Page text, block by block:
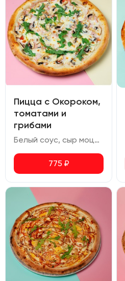
Пицца с Окороком,
томатами и
грибами
Белый соус, сыр моцарелла, свиной окорок, ветчина, шампиньоны, томаты черри, руккола, орегано
775 ₽